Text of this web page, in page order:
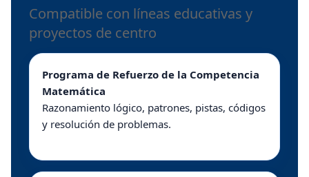
Compatible con líneas educativas y
proyectos de centro
Programa de Refuerzo de la Competencia
Matemática
Razonamiento lógico, patrones, pistas, códigos
y resolución de problemas.